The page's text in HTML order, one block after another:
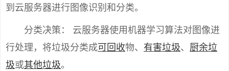
到云服务器进行图像识别和分类。
分类决策： 云服务器使用机器学习算法对图像进
行处理，将垃圾分类成可回收物、 有害垃圾、 厨余垃
圾或其他垃圾。